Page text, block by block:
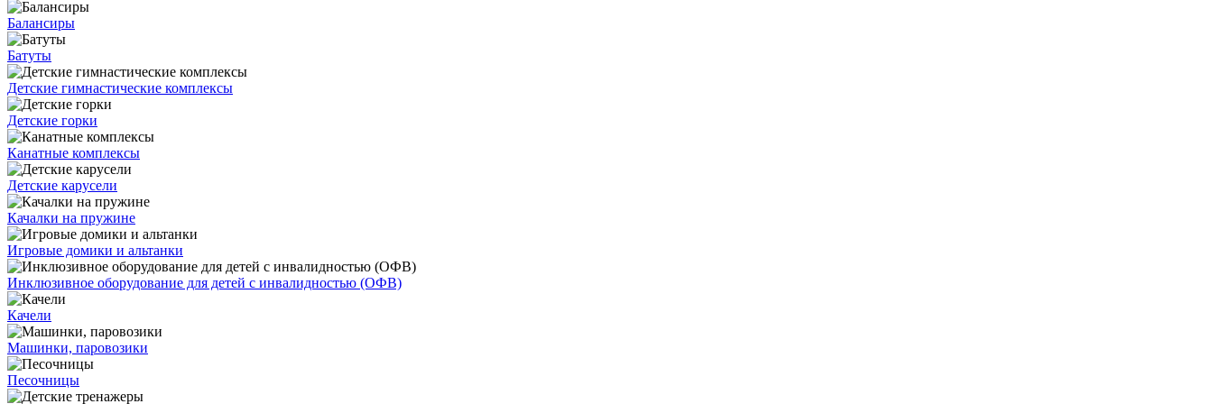
Балансиры
Батуты
Детские гимнастические комплексы
Детские горки
Канатные комплексы
Детские карусели
Качалки на пружине
Игровые домики и альтанки
Инклюзивное оборудование для детей с инвалидностью (ОФВ)
Качели
Машинки, паровозики
Песочницы